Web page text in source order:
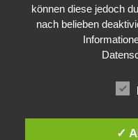
können diese jedoch
nach belieben
✓